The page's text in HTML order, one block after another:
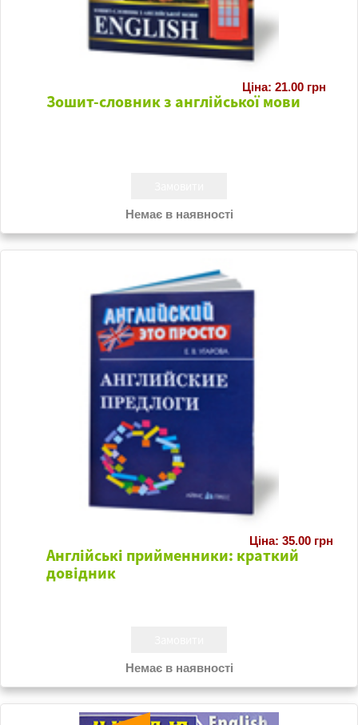
Зошит-словник з англійської мови
Ціна: 21.00 грн
Немає в наявності
Англійські прийменники: краткий
довідник
Ціна: 35.00 грн
Немає в наявності